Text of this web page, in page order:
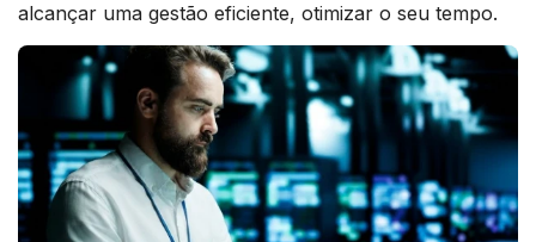
alcançar uma gestão eficiente, otimizar o seu tempo.